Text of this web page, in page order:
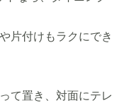
片付けもラクにでき
て置き、対面にテレ